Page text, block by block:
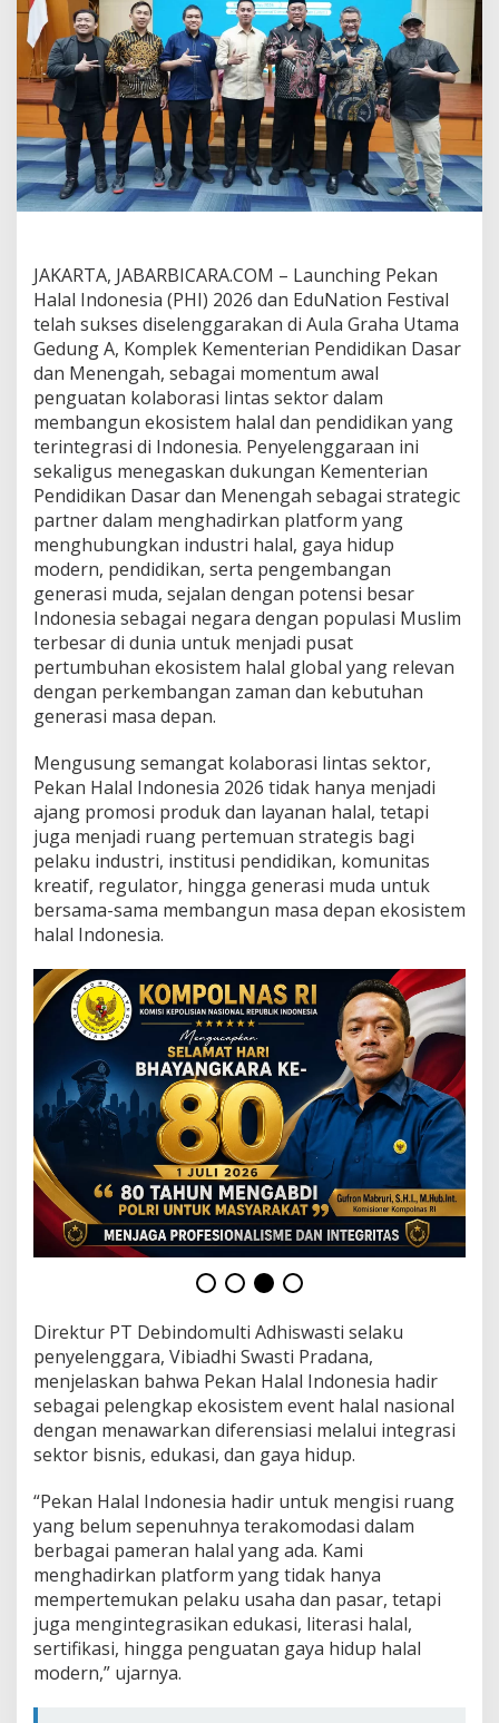
e
s
i
a
2
6
I
n
g
r
a
s
i
a
n
I
n
d
u
s
t
r
i
H
a
l
a
l
d
a
n
e
n
d
i
d
i
k
a
l
o
b
a
l
d
a
l
a
m
S
a
t
u
P
a
f
o
r
m
S
t
r
a
e
g
i
s
JAKARTA, JABARBICARA.COM – Launching Pekan
Halal Indonesia (PHI) 2026 dan EduNation Festival
telah sukses diselenggarakan di Aula Graha Utama
Gedung A, Komplek Kementerian Pendidikan Dasar
dan Menengah, sebagai momentum awal
penguatan kolaborasi lintas sektor dalam
membangun ekosistem halal dan pendidikan yang
terintegrasi di Indonesia. Penyelenggaraan ini
sekaligus menegaskan dukungan Kementerian
Pendidikan Dasar dan Menengah sebagai strategic
partner dalam menghadirkan platform yang
menghubungkan industri halal, gaya hidup
modern, pendidikan, serta pengembangan
generasi muda, sejalan dengan potensi besar
Indonesia sebagai negara dengan populasi Muslim
terbesar di dunia untuk menjadi pusat
pertumbuhan ekosistem halal global yang relevan
dengan perkembangan zaman dan kebutuhan
generasi masa depan.
Mengusung semangat kolaborasi lintas sektor,
Pekan Halal Indonesia 2026 tidak hanya menjadi
ajang promosi produk dan layanan halal, tetapi
juga menjadi ruang pertemuan strategis bagi
pelaku industri, institusi pendidikan, komunitas
kreatif, regulator, hingga generasi muda untuk
bersama-sama membangun masa depan ekosistem
halal Indonesia.
Direktur PT Debindomulti Adhiswasti selaku
penyelenggara, Vibiadhi Swasti Pradana,
menjelaskan bahwa Pekan Halal Indonesia hadir
sebagai pelengkap ekosistem event halal nasional
dengan menawarkan diferensiasi melalui integrasi
sektor bisnis, edukasi, dan gaya hidup.
“Pekan Halal Indonesia hadir untuk mengisi ruang
yang belum sepenuhnya terakomodasi dalam
berbagai pameran halal yang ada. Kami
menghadirkan platform yang tidak hanya
mempertemukan pelaku usaha dan pasar, tetapi
juga mengintegrasikan edukasi, literasi halal,
sertifikasi, hingga penguatan gaya hidup halal
modern,” ujarnya.